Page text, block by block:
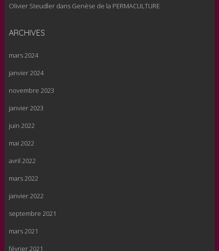
Olivier Steudlerdans Genèse de la PERMACULTURE
ARCHIVES
mars 2024
janvier 2024
novembre 2023
janvier 2023
juin 2022
mai 2022
avril 2022
mars 2022
janvier 2022
septembre 2021
mars 2021
février 2021